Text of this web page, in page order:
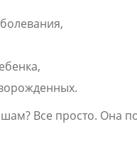
Все просто. Она